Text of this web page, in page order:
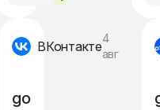
ВКонтакте
4
авг
go